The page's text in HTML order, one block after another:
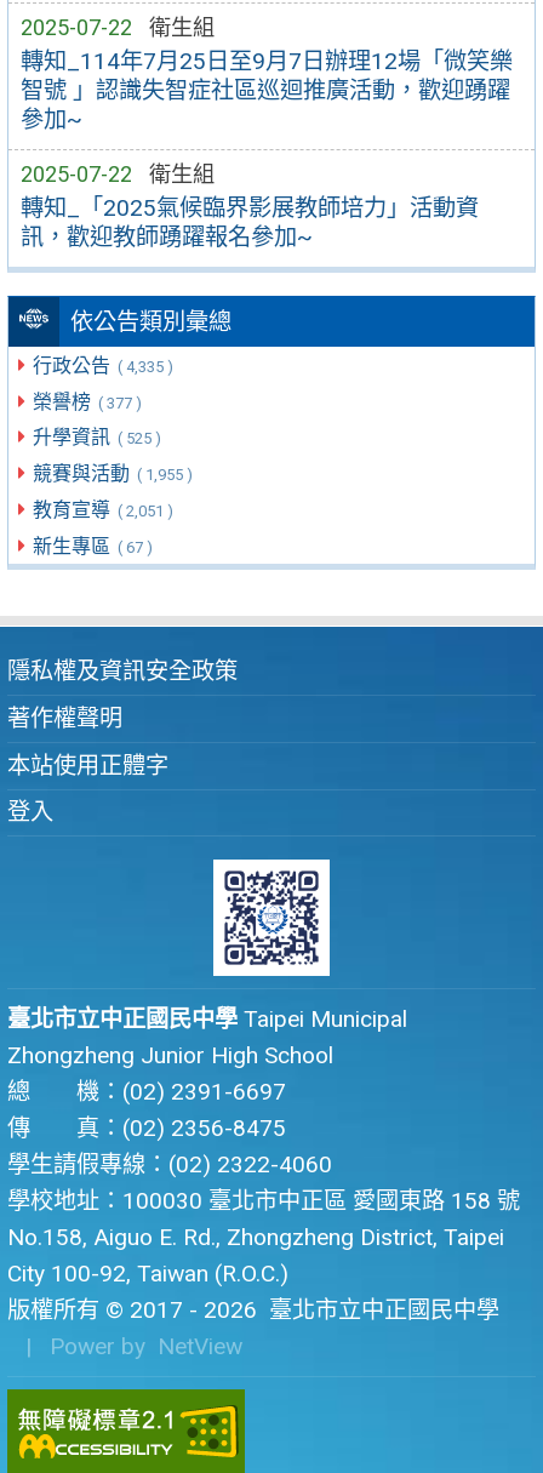
2025-07-22 衛生組
轉知_114年7月25日至9月7日辦理12場「微笑樂
智號 」認識失智症社區巡迴推廣活動，歡迎踴躍
參加~
2025-07-22 衛生組
轉知_「2025氣候臨界影展教師培力」活動資
訊，歡迎教師踴躍報名參加~
依公告類別彙總
行政公告 ( 4,335 )
榮譽榜 ( 377 )
升學資訊 ( 525 )
競賽與活動 ( 1,955 )
教育宣導 ( 2,051 )
新生專區 ( 67 )
隱私權及資訊安全政策
著作權聲明
本站使用正體字
登入
臺北市立中正國民中學 Taipei Municipal
Zhongzheng Junior High School
總 機：(02) 2391-6697
傳 真：(02) 2356-8475
學生請假專線：(02) 2322-4060
學校地址：100030 臺北市中正區 愛國東路 158 號
No.158, Aiguo E. Rd., Zhongzheng District, Taipei
City 100-92, Taiwan (R.O.C.)
版權所有 © 2017 - 2026 臺北市立中正國民中學
| Power by NetView